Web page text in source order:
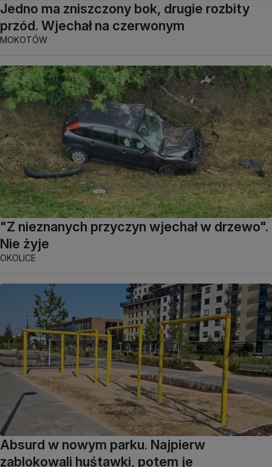
Jedno ma zniszczony bok, drugie rozbity
przód. Wjechał na czerwonym
MOKOTÓW
"Z nieznanych przyczyn wjechał w drzewo".
Nie żyje
OKOLICE
Absurd w nowym parku. Najpierw
zablokowali huśtawki, potem je